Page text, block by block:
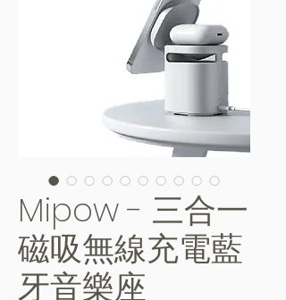
Mipow - 三合一
磁吸無線充電藍
牙音樂座